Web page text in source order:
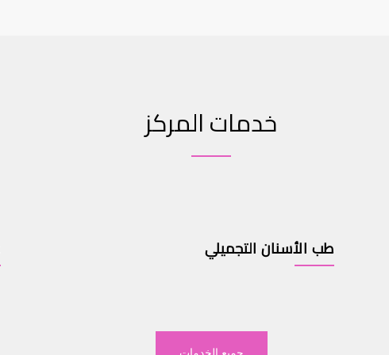
خدمات المركز
طب الأسنان التجميلي